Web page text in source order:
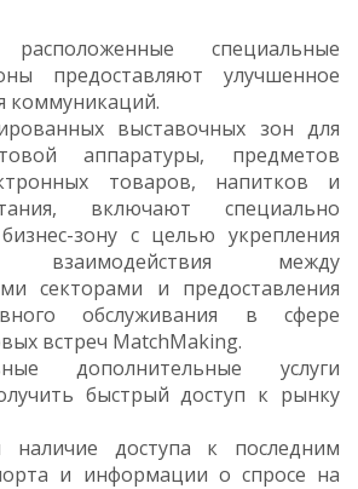
специальные
предоставляют улучшенное
коммуникаций.
выставочных зон для
аппаратуры, предметов
товаров, напитков и
включают специально
зону с целью укрепления
между
секторами и предоставления
обслуживания в сфере
встреч MatchMaking.
дополнительные услуги
быстрый доступ к рынку
доступа к последним
и информации о спросе на